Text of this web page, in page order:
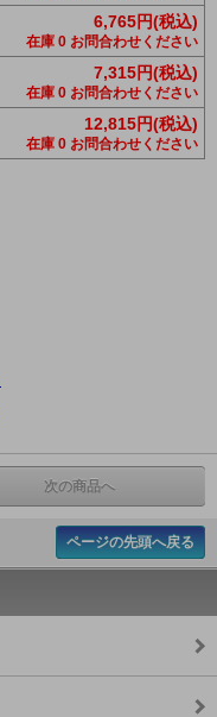
6,765円(税込)
在庫 0 お問合わせください
7,315円(税込)
在庫 0 お問合わせください
12,815円(税込)
在庫 0 お問合わせください
次の商品へ
ページの先頭へ戻る